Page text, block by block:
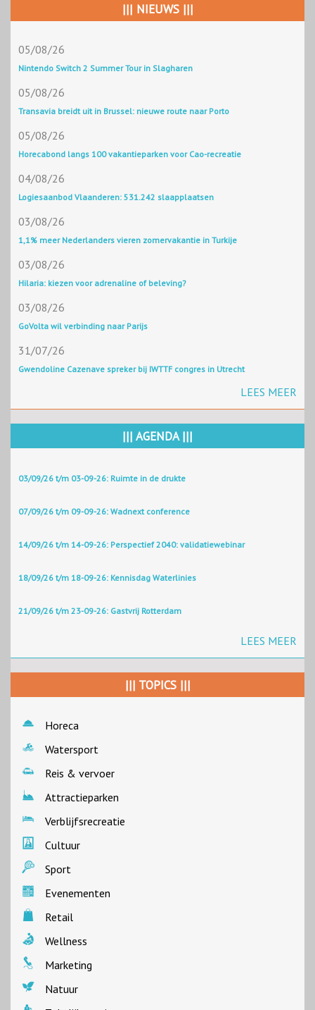
||| NIEUWS |||
05/08/26
Nintendo Switch 2 Summer Tour in Slagharen
05/08/26
Transavia breidt uit in Brussel: nieuwe route naar Porto
05/08/26
Horecabond langs 100 vakantieparken voor Cao-recreatie
04/08/26
Logiesaanbod Vlaanderen: 531.242 slaapplaatsen
03/08/26
1,1% meer Nederlanders vieren zomervakantie in Turkije
03/08/26
Hilaria: kiezen voor adrenaline of beleving?
03/08/26
GoVolta wil verbinding naar Parijs
31/07/26
Gwendoline Cazenave spreker bij IWTTF congres in Utrecht
LEES MEER
||| AGENDA |||
03/09/26 t/m 03-09-26: Ruimte in de drukte
07/09/26 t/m 09-09-26: Wadnext conference
14/09/26 t/m 14-09-26: Perspectief 2040: validatiewebinar
18/09/26 t/m 18-09-26: Kennisdag Waterlinies
21/09/26 t/m 23-09-26: Gastvrij Rotterdam
LEES MEER
||| TOPICS |||
Horeca
Watersport
Reis & vervoer
Attractieparken
Verblijfsrecreatie
Cultuur
Sport
Evenementen
Retail
Wellness
Marketing
Natuur